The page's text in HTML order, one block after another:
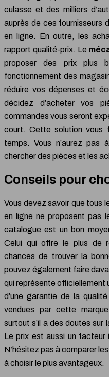
culasse et des milliers
auprès de ces fournisseurs
en ligne. En outre, les
rapport qualité-prix. Le
proposer des prix plus
fonctionnement des
réduire vos dépenses et
décidez d’acheter vos
commandes vous seront
court. Cette solution vous
temps. Vous n’aurez pas
chercher des pièces et les
Conseils pour
Vous devez savoir que tous
en ligne ne proposent pas
catalogue est un bon
Celui qui offre le plus de
chances de trouver la
pouvez également faire
qui représente officiellement
d’une garantie de la
vendues par cette
surtout s’il a des doutes sur
Le prix est aussi un
N’hésitez pas à comparer
à choisir le plus avantageux.